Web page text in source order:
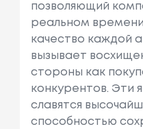
позволяющий
реальном
качество каждой
вызывает
стороны как
конкурентов. Эти
славятся
способностью